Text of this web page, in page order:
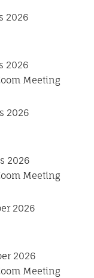
2026
2026
Meeting
2026
2026
Meeting
2026
2026
Meeting